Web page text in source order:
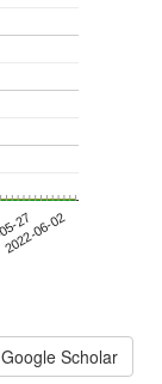
27
2022-06-02
Google Scholar